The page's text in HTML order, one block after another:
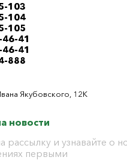
103
104
105
41
41
888
Якубовского, 12К
новости
рассылку и узнавайте о
первыми